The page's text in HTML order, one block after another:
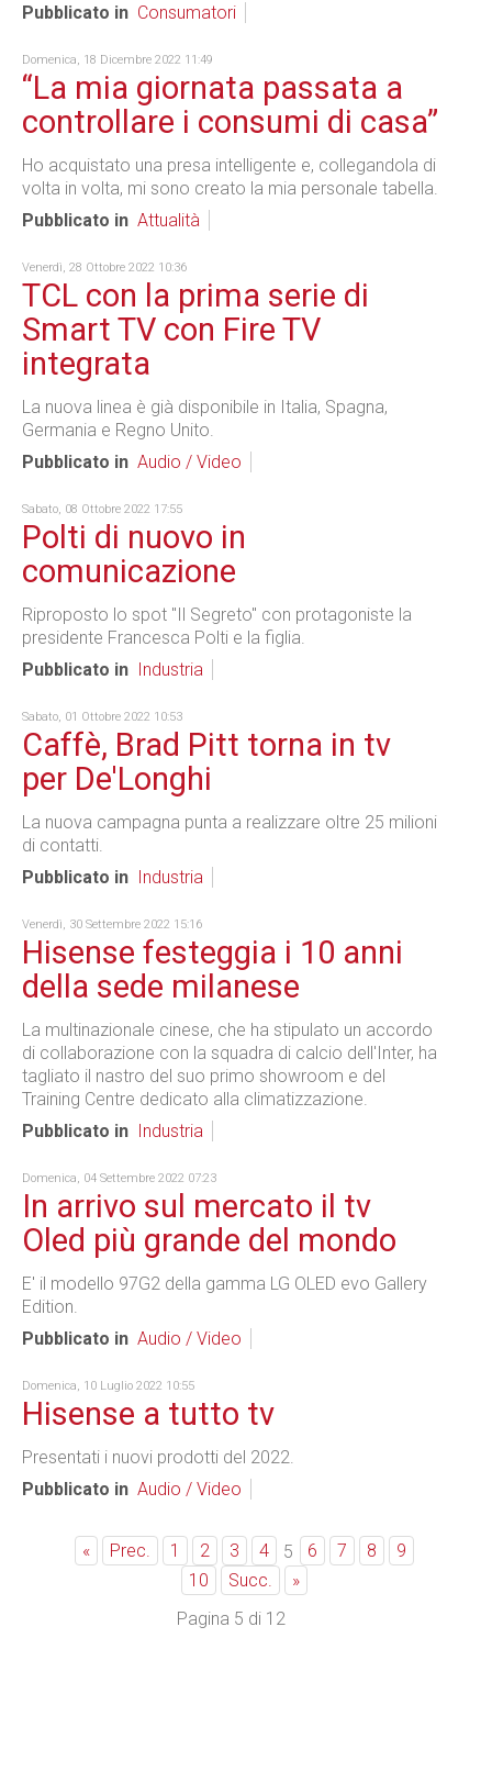
Pubblicato in Consumatori
Domenica, 18 Dicembre 2022 11:49
“La mia giornata passata a
controllare i consumi di casa”
Ho acquistato una presa intelligente e, collegandola di
volta in volta, mi sono creato la mia personale tabella.
Pubblicato in Attualità
Venerdì, 28 Ottobre 2022 10:36
TCL con la prima serie di
Smart TV con Fire TV
integrata
La nuova linea è già disponibile in Italia, Spagna,
Germania e Regno Unito.
Pubblicato in Audio / Video
Sabato, 08 Ottobre 2022 17:55
Polti di nuovo in
comunicazione
Riproposto lo spot "Il Segreto" con protagoniste la
presidente Francesca Polti e la figlia.
Pubblicato in
Industria
Sabato, 01 Ottobre 2022 10:53
Caffè, Brad Pitt torna in tv
per De'Longhi
La nuova campagna punta a realizzare oltre 25 milioni
di contatti.
Pubblicato in
Industria
Venerdì, 30 Settembre 2022 15:16
Hisense festeggia i 10 anni
della sede milanese
La multinazionale cinese, che ha stipulato un accordo
di collaborazione con la squadra di calcio dell'Inter, ha
tagliato il nastro del suo primo showroom e del
Training Centre dedicato alla climatizzazione.
Pubblicato in
Industria
Domenica, 04 Settembre 2022 07:23
In arrivo sul mercato il tv
Oled più grande del mondo
E' il modello 97G2 della gamma LG OLED evo Gallery
Edition.
Pubblicato in Audio / Video
Domenica, 10 Luglio 2022 10:55
Hisense a tutto tv
Presentati i nuovi prodotti del 2022.
Pubblicato in Audio / Video
« Prec. 1 2 3 4 5 6 7 8
9
10
Succ.
»
Pagina 5 di 12